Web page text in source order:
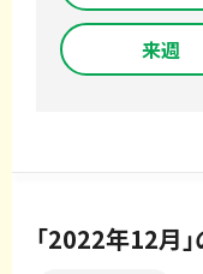
来週
「2022年12月